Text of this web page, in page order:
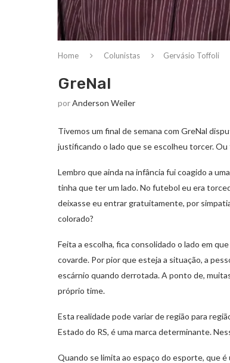
Home Colunistas Gervásio Toffoli
GreNal
porAnderson Weiler
Tivemos um final de semana com GreNal
justificando o lado que se escolheu torcer.
Lembro que ainda na infância fui coagido a
tinha que ter um lado. No futebol eu era
deixasse eu entrar gratuitamente, por
colorado?
Feita a escolha, fica consolidado o lado em
covarde. Por pior que esteja a situação, a
escárnio quando derrotada. A ponto de,
próprio time.
Esta realidade pode variar de região para
Estado do RS, é uma marca determinante.
Quando se limita ao espaço do esporte, que